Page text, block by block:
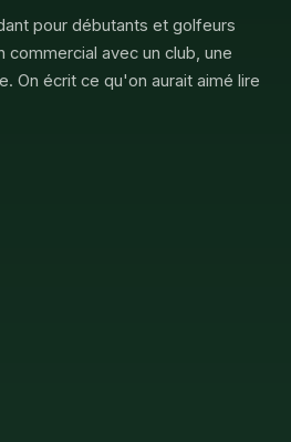
pour débutants et golfeurs
commercial avec un club, une
On écrit ce qu'on aurait aimé lire